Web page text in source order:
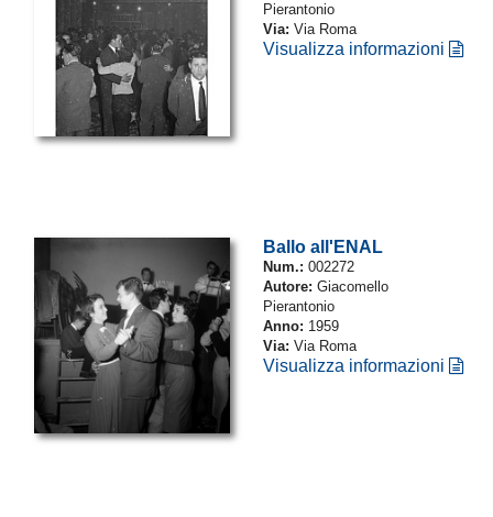
Pierantonio
Via: Via Roma
Visualizza informazioni
Ballo all'ENAL
Num.: 002272
Autore: Giacomello
Pierantonio
Anno: 1959
Via: Via Roma
Visualizza informazioni